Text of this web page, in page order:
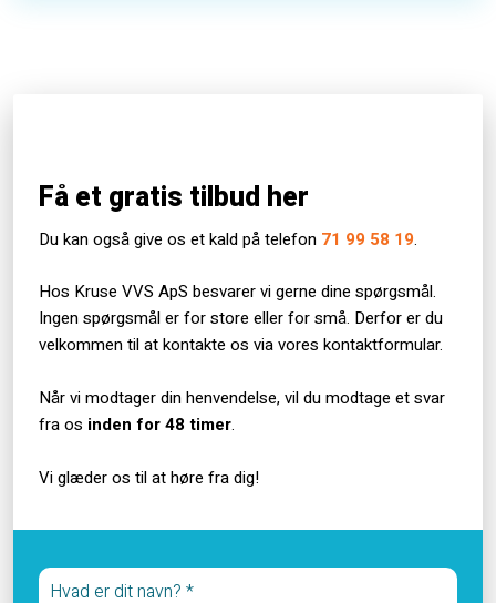
Få et gratis tilbud her
Du kan også give os et kald på telefon 71 99 58​ 19.
Hos Kruse VVS ApS besvarer vi gerne dine spørgsmål.
Ingen spørgsmål er for store eller for små. Derfor er du
velkommen til at kontakte os via vores kontaktformular.
Når vi modtager din henvendelse, vil du modtage et svar
fra os inden for 48 timer.
Vi glæder os til at høre fra dig!